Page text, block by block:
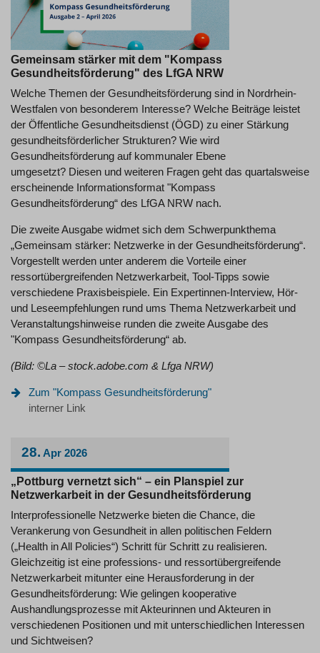
Gemeinsam stärker mit dem "Kompass
Gesundheitsförderung" des LfGA NRW
Welche Themen der Gesundheitsförderung sind in Nordrhein-
Westfalen von besonderem Interesse? Welche Beiträge leistet
der Öffentliche Gesundheitsdienst (ÖGD) zu einer Stärkung
gesundheitsförderlicher Strukturen? Wie wird
Gesundheitsförderung auf kommunaler Ebene
umgesetzt? Diesen und weiteren Fragen geht das quartalsweise
erscheinende Informationsformat "Kompass
Gesundheitsförderung“ des LfGA NRW nach.
Die zweite Ausgabe widmet sich dem Schwerpunkthema
„Gemeinsam stärker: Netzwerke in der Gesundheitsförderung“.
Vorgestellt werden unter anderem die Vorteile einer
ressortübergreifenden Netzwerkarbeit, Tool-Tipps sowie
verschiedene Praxisbeispiele. Ein Expertinnen-Interview, Hör-
und Leseempfehlungen rund ums Thema Netzwerkarbeit und
Veranstaltungshinweise runden die zweite Ausgabe des
"Kompass Gesundheitsförderung“ ab.
(Bild: ©La – stock.adobe.com & Lfga NRW)
Zum "Kompass Gesundheitsförderung"
interner Link
28. Apr 2026
„Pottburg vernetzt sich“ – ein Planspiel zur
Netzwerkarbeit in der Gesundheitsförderung
Interprofessionelle Netzwerke bieten die Chance, die
Verankerung von Gesundheit in allen politischen Feldern
(„Health in All Policies“) Schritt für Schritt zu realisieren.
Gleichzeitig ist eine professions- und ressortübergreifende
Netzwerkarbeit mitunter eine Herausforderung in der
Gesundheitsförderung: Wie gelingen kooperative
Aushandlungsprozesse mit Akteurinnen und Akteuren in
verschiedenen Positionen und mit unterschiedlichen Interessen
und Sichtweisen?